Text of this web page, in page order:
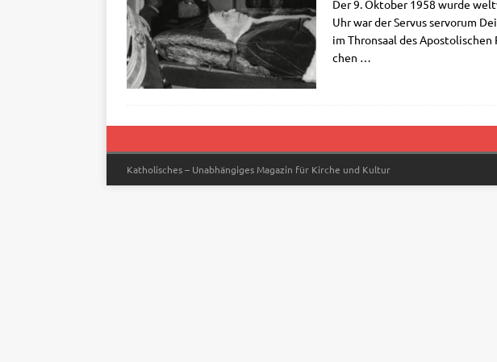
Der 9. Okto­ber 1958 wur­de
Uhr war der Ser­vus ser­vor­um
im Thron­saal des
chen …
Katholisches – Unabhängiges Magazin für Kirche und Kultur